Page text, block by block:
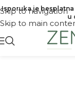
Skip to navigation
Skip to main
Isporuka je besplatna
u